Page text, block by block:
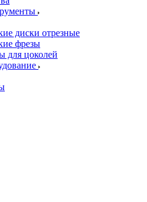
диски отрезные
фрезы
цоколей